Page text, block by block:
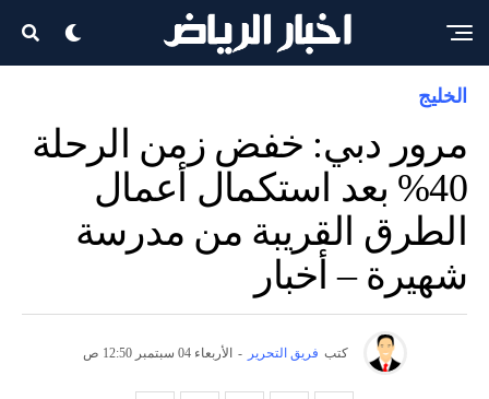
الخليج
مرور دبي: خفض زمن الرحلة
40% بعد استكمال أعمال
الطرق القريبة من مدرسة
شهيرة – أخبار
كتب فريق التحرير - الأربعاء 04 سبتمبر 12:50 ص